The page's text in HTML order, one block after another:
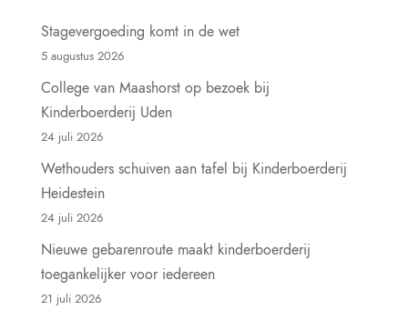
Stagevergoeding komt in de wet
5 augustus 2026
College van Maashorst op bezoek bij
Kinderboerderij Uden
24 juli 2026
Wethouders schuiven aan tafel bij Kinderboerderij
Heidestein
24 juli 2026
Nieuwe gebarenroute maakt kinderboerderij
toegankelijker voor iedereen
21 juli 2026